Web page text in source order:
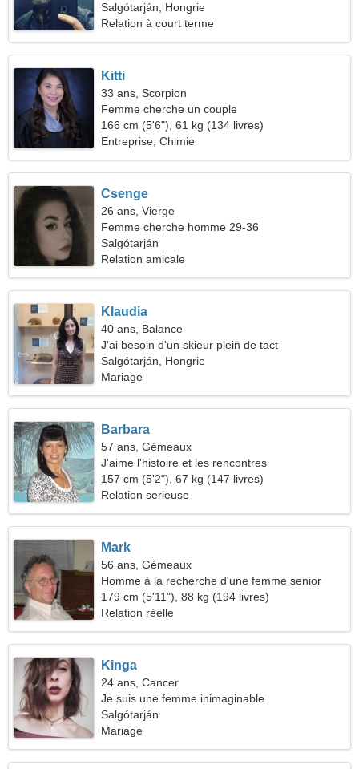
femme cool
Salgótarján, Hongrie
Relation à court terme
Kitti
33 ans, Scorpion
Femme cherche un couple
166 cm (5'6"), 61 kg (134 livres)
Entreprise, Chimie
Csenge
26 ans, Vierge
Femme cherche homme 29-36
Salgótarján
Relation amicale
Klaudia
40 ans, Balance
J'ai besoin d'un skieur plein de tact
Salgótarján, Hongrie
Mariage
Barbara
57 ans, Gémeaux
J'aime l'histoire et les rencontres
157 cm (5'2"), 67 kg (147 livres)
Relation serieuse
Mark
56 ans, Gémeaux
Homme à la recherche d'une femme senior
179 cm (5'11"), 88 kg (194 livres)
Relation réelle
Kinga
24 ans, Cancer
Je suis une femme inimaginable
Salgótarján
Mariage